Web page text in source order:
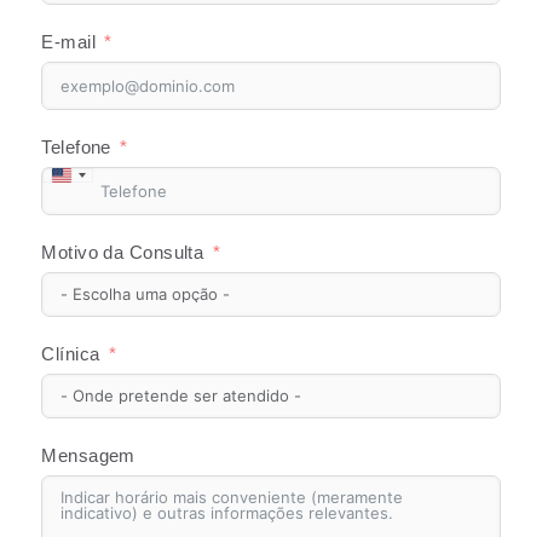
E-mail
Telefone
United
States
+1
Motivo da Consulta
Clínica
Mensagem